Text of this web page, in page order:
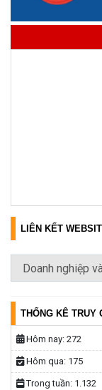
LIÊN KẾT
THỐNG KÊ TRUY
Hôm nay: 272
Hôm qua: 175
Trong tuần: 1.132